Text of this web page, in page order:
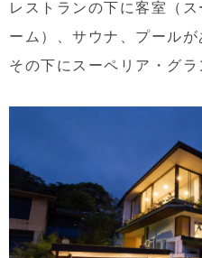
レストランの下に客室（
ーム）、サウナ、プールが
その下にスーペリア・グラ